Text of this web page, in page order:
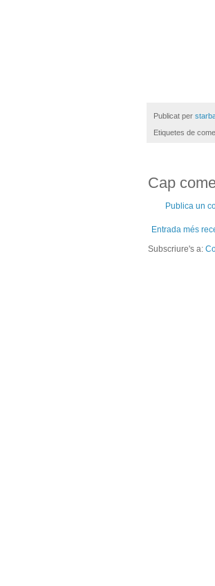
Publicat per
Etiquetes de
Cap
Publica un
Entrada més
Subscriure's a: